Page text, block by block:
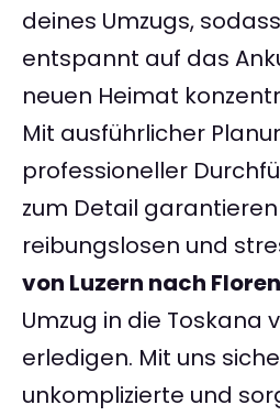
deines Umzugs,
entspannt auf das
neuen Heimat
Mit ausführlicher
professioneller
zum Detail
reibungslosen und
von Luzern nach
Umzug in die Toskana
erledigen. Mit uns
unkomplizierte und